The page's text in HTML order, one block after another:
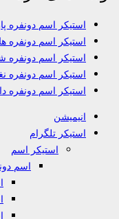
استیکر اسم دونفره
استیکر اسم دونفره
استیکر اسم دونفره
استیکر اسم دونفره
استیکر اسم دونفره
انیمیشن
استیکر تلگرام
استیکر اسم
اسم